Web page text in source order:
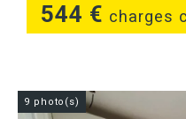
544 € charges
9 photo(s)